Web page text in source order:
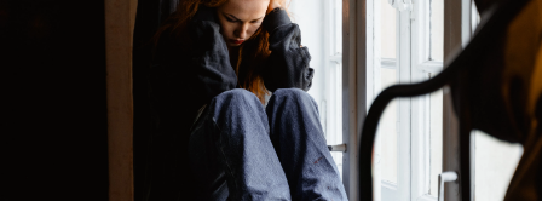
maltrato infantil poco conocido y muy grave
¿Siempre estás cansada? Cómo identificar y
combatir el síndrome del agotamiento
femenino